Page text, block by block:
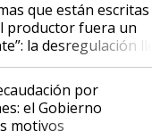
que están escritas
productor fuera un
la desregulación
Aapresid y hasta se
al
por
el Gobierno
motivos